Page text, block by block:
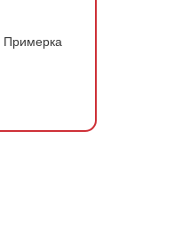
Примерка